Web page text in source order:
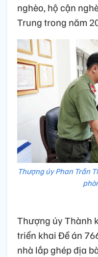
nghèo, hộ cận
Trung trong năm
Thượng úy Phan Trần
Thượng úy Thành
triển khai Đề án
nhà lắp ghép địa